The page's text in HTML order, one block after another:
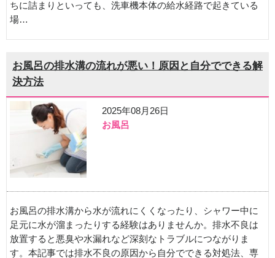
ちに詰まりといっても、洗車機本体の給水経路で起きている
場…
お風呂の排水溝の流れが悪い！原因と自分でできる解
決方法
2025年08月26日
お風呂
お風呂の排水溝から水が流れにくくなったり、シャワー中に
足元に水が溜まったりする経験はありませんか。排水不良は
放置すると悪臭や水漏れなど深刻なトラブルにつながりま
す。本記事では排水不良の原因から自分でできる対処法、専